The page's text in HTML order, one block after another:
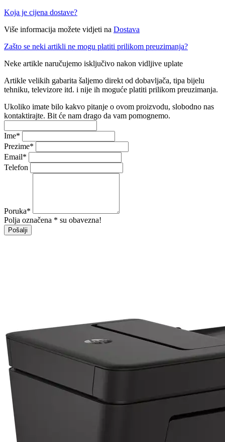
Koja je cijena dostave?
Više informacija možete vidjeti na Dostava
Zašto se neki artikli ne mogu platiti prilikom preuzimanja?
Neke artikle naručujemo isključivo nakon vidljive uplate
Artikle velikih gabarita šaljemo direkt od dobavljača, tipa bijelu
tehniku, televizore itd. i nije ih moguće platiti prilikom preuzimanja.
Ukoliko imate bilo kakvo pitanje o ovom proizvodu, slobodno nas
kontaktirajte. Bit će nam drago da vam pomognemo.
Ime*
Prezime*
Email*
Telefon
Poruka*
Polja označena * su obavezna!
Pošalji